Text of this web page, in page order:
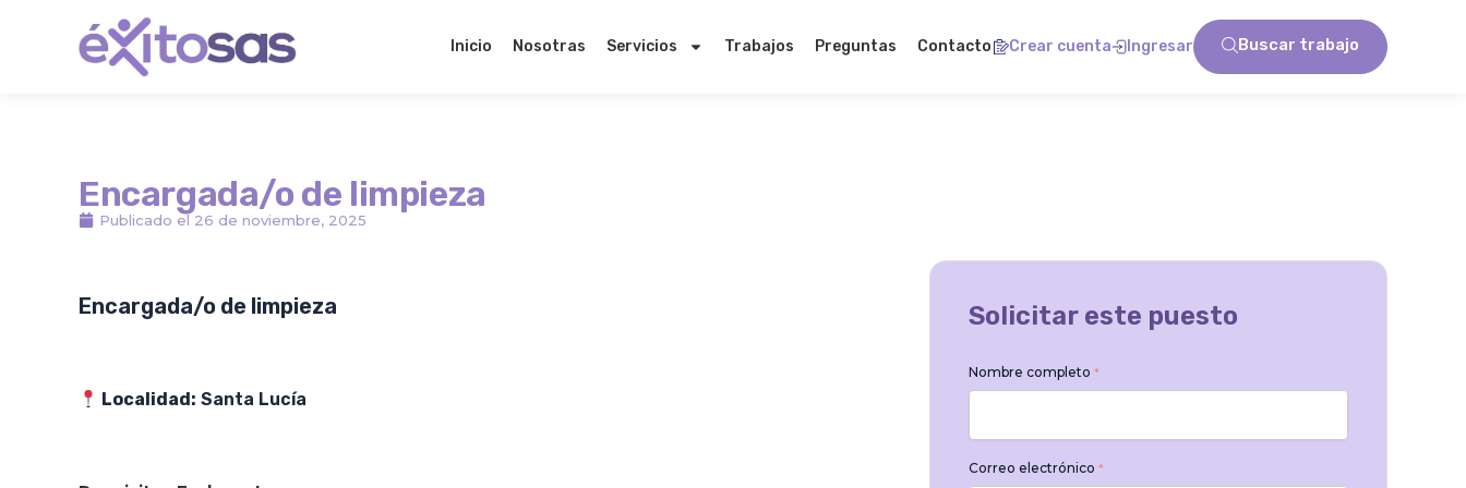
contenido
Inicio Nosotras Servicios Trabajos Preguntas Contacto Crear cuenta Ingresar Buscar trabajo
Encargada/o de limpieza
Publicado el 26 de noviembre, 2025
Encargada/o de limpieza
Localidad: Santa Lucía
Solicitar este puesto
Nombre completo *
Correo electrónico *